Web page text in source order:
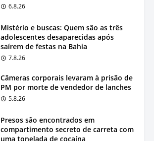
6.8.26
Mistério e buscas: Quem são as três
adolescentes desaparecidas após
saírem de festas na Bahia
7.8.26
Câmeras corporais levaram à prisão de
PM por morte de vendedor de lanches
5.8.26
Presos são encontrados em
compartimento secreto de carreta com
uma tonelada de cocaína